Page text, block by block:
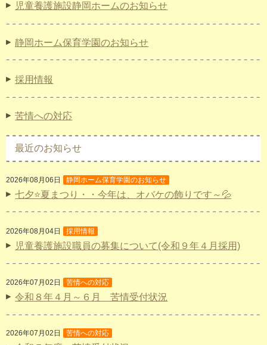
児童養護施設静岡ホームのお知らせ
静岡ホーム保育学園のお知らせ
採用情報
苦情への対応
最近のお知らせ
2026年08月06日 静岡ホーム保育学園のお知らせ
七夕⭐夏まつり・・今年は、オバケの飾りです～💦
2026年08月04日 採用情報
児童養護施設職員の募集について(令和９年４月採用)
2026年07月02日 苦情への対応
令和８年４月～６月 苦情受付状況
2026年07月02日 苦情への対応